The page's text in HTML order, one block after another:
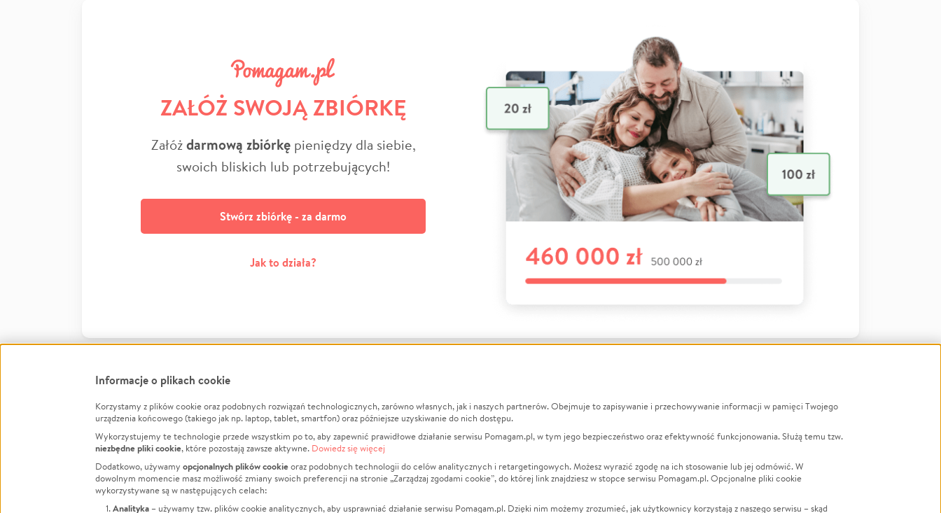
ZAŁÓŻ SWOJĄ ZBIÓRKĘ
Załóżdarmową zbiórkępieniędzy dla siebie,
swoich bliskich lub potrzebujących!
Stwórz zbiórkę - za darmo
Jak to działa?
FacebookTwitter Instagram
LinkedInTikTok Youtube
Informacje
Jak to działa?
Regulamin
Polityka Prywatności
O nas
Opinie
Raporty
Za darmo
Zbieraj na
Leczenie
Zwierzęta
Pożar
LGBTQ+
Powódź
Wichura
Informacje o plikach cookie
Korzystamy z plików cookie oraz podobnych rozwiązań technologicznych, zarówno własnych, jak i naszych partnerów. Obejmuje to zapisywanie i przechowywanie informacji w pamięci Twojego
urządzenia końcowego (takiego jak np. laptop, tablet, smartfon) oraz późniejsze uzyskiwanie do nich dostępu.
Wykorzystujemy te technologie przede wszystkim po to, aby zapewnić prawidłowe działanie serwisu Pomagam.pl, w tym jego bezpieczeństwo oraz efektywność funkcjonowania. Służą temu tzw.
niezbędne pliki cookie, które pozostają zawsze aktywne. Dowiedz się więcej
Dodatkowo, używamy opcjonalnych plików cookieoraz podobnych technologii do celów analitycznych i retargetingowych. Możesz wyrazić zgodę na ich stosowanie lub jej odmówić. W
dowolnym momencie masz możliwość zmiany swoich preferencji na stronie „Zarządzaj zgodami cookie”, do której link znajdziesz w stopce serwisu Pomagam.pl. Opcjonalne pliki cookie
wykorzystywane są w następujących celach:
Analityka – używamy tzw. plików cookie analitycznych, aby usprawniać działanie serwisu Pomagam.pl. Dzięki nim możemy zrozumieć, jak użytkownicy korzystają z naszego serwisu – skąd